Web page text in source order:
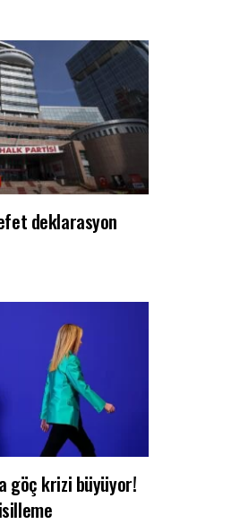
deklarasyon
göç krizi büyüyor!